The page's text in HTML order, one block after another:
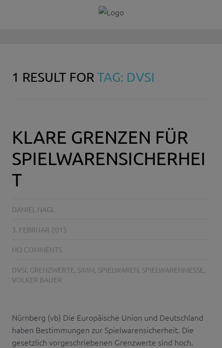
1 RESULT FORTAG: DVSI
KLARE GRENZEN FÜR
SPIELWARENSICHERHEI
T
DANIEL NAGL
3. FEBRUAR 2015
NO COMMENTS
DVSI, GRENZWERTE, SIMM, SPIELWAREN, SPIELWARENMESSE,
VOLKER BAUER
Nürnberg (vb) Die Europäische Union und Deutschland
haben Bestimmungen zur Spielwarensicherheit. Die
gesetzlich vorgeschriebenen Grenzwerte sind hoch,